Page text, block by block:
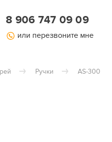
8 906 747 09 09
или перезвоните мне
Ручки AS-300